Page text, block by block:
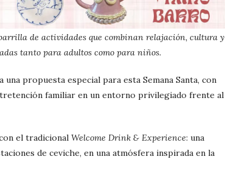
de actividades que combinan relajación, cultura y
tanto para adultos como para niños.
propuesta especial para esta Semana Santa, con
familiar en un entorno privilegiado frente al
el tradicional Welcome Drink & Experience: una
de ceviche, en una atmósfera inspirada en la